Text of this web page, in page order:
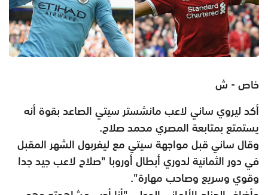
خاص - ش
أكد ليروي ساني لاعب مانشستر سيتي الصاعد بقوة أنه
يستمتع بمتابعة المصري محمد صلاح.
وقال ساني قبل مواجهة سيتي مع ليفربول الشهر المقبل
في دور الثمانية لدوري أبطال أوروبا "صلاح لاعب جيد جدا
وقوي وسريع وصاحب مهارة".